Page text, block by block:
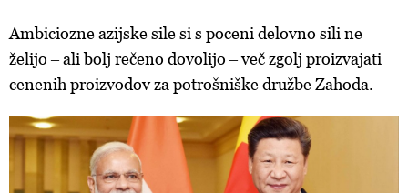
Ambiciozne azijske sile si s poceni delovno sili ne
želijo ‒ ali bolj rečeno dovolijo ‒ več zgolj proizvajati
cenenih proizvodov za potrošniške družbe Zahoda.